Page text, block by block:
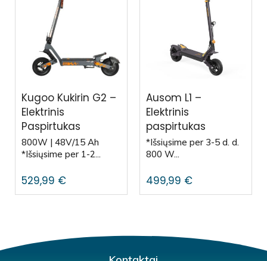
Kugoo Kukirin G2 –
Elektrinis
Paspirtukas
800W | 48V/15 Ah
*Išsiųsime per 1-2...
529,99 €
Ausom L1 –
Elektrinis
paspirtukas
*Išsiųsime per 3-5 d. d.
800 W...
499,99 €